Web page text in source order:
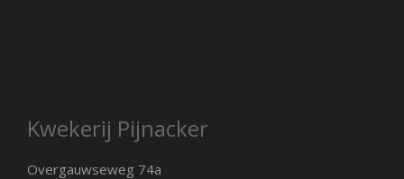
Kwekerij Pijnacker
Overgauwseweg 74a